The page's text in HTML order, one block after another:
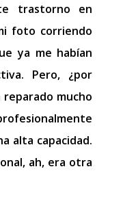
trastorno en
foto corriendo
ya me habían
Pero, ¿por
mucho
alta capacidad.
ah, era otra